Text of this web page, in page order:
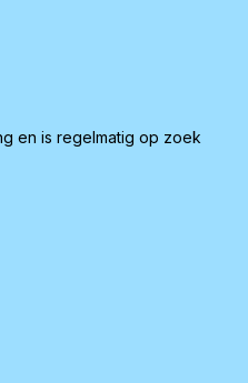
en is regelmatig op zoek